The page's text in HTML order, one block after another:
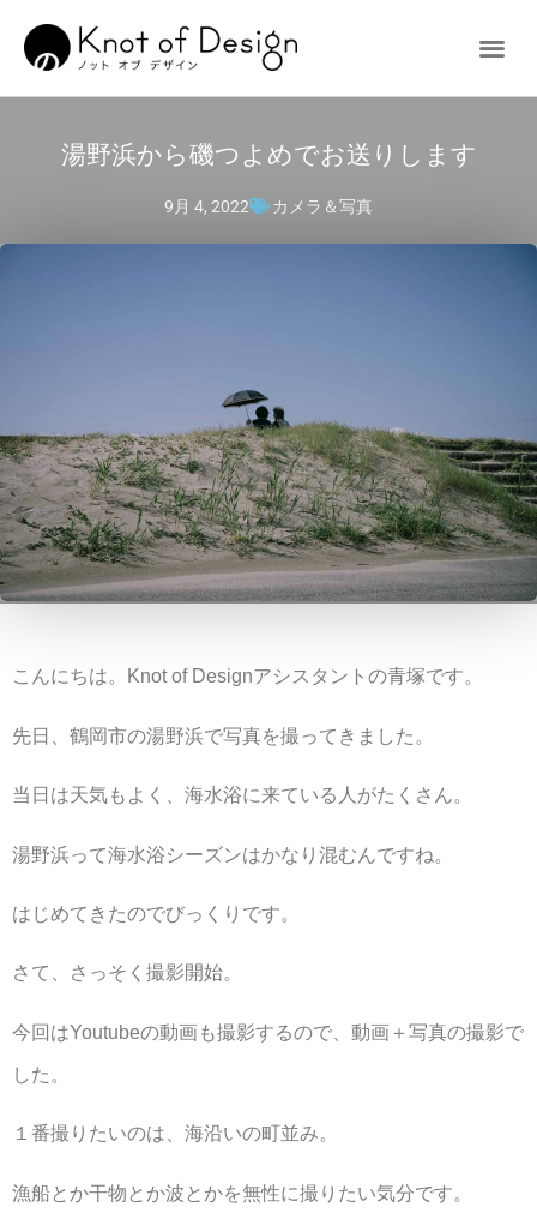
湯野浜から磯つよめでお送りします
9月 4, 2022 カメラ＆写真
こんにちは。Knot of Designアシスタントの青塚です。
先日、鶴岡市の湯野浜で写真を撮ってきました。
当日は天気もよく、海水浴に来ている人がたくさん。
湯野浜って海水浴シーズンはかなり混むんですね。
はじめてきたのでびっくりです。
さて、さっそく撮影開始。
今回はYoutubeの動画も撮影するので、動画＋写真の撮影で
した。
１番撮りたいのは、海沿いの町並み。
漁船とか干物とか波とかを無性に撮りたい気分です。